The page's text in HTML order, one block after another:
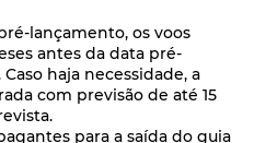
lançamento, os voos
antes da data pré-
haja necessidade, a
com previsão de até 15
para a saída do guia